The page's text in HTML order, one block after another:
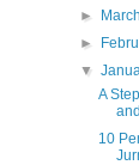
►
►
▼
A
10